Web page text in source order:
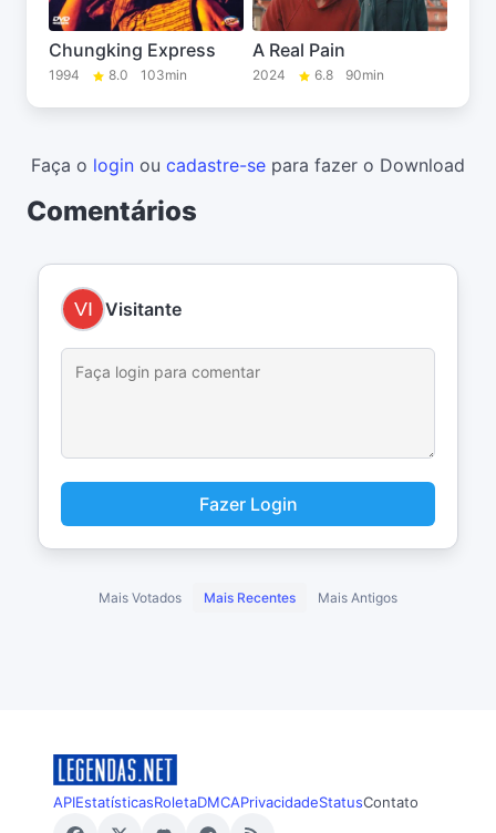
Chungking Express
1994 8.0 103min
A Real Pain
2024 6.8 90min
Faça o login ou cadastre-se para fazer o Download
Comentários
Visitante
Fazer Login
Mais Votados Mais Recentes Mais Antigos
APIEstatísticasRoletaDMCAPrivacidadeStatusContato